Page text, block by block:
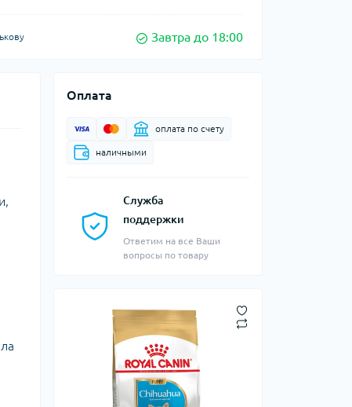
Завтра до 18:00
Оплата
оплата по счету
наличными
Служба
поддержки
Ответим на все Ваши
вопросы по товару